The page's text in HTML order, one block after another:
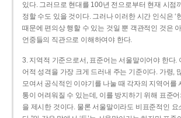
있다. 그러므로 현대를 100년 전으로부터 현재 시점
정할 수도 있을 것이다. 그러나 이러한 시간 인식은 ‘
때문에 편의상 행할 수 있는 것일 뿐 객관적인 것은 아
언중들의 직관으로 이해하여야 한다.
3. 지역적 기준으로서, 표준어는 서울말이어야 한다.
어적 성격을 가장 크게 드러내 주는 기준이다. 가령,
모여서 공식적인 이야기를 나눌 때 각자의 지역어를
통이 어려워질 수 있는데, 이를 방지하기 위해 표준
을 제시한 것이다. 물론 서울말이라도 비표준적인 요